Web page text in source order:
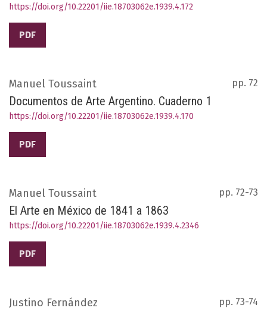
https://doi.org/10.22201/iie.18703062e.1939.4.172
PDF
Manuel Toussaint pp. 72
Documentos de Arte Argentino. Cuaderno 1
https://doi.org/10.22201/iie.18703062e.1939.4.170
PDF
Manuel Toussaint pp. 72-73
El Arte en México de 1841 a 1863
https://doi.org/10.22201/iie.18703062e.1939.4.2346
PDF
Justino Fernández pp. 73-74